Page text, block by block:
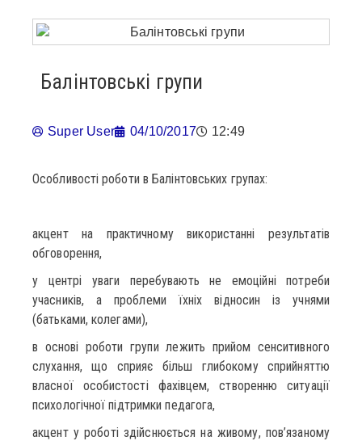
Балінтовські групи
Super User 04/10/2017 12:49
Особливості роботи в Балінтовських групах:
акцент на практичному використанні результатів
обговорення,
у центрі уваги перебувають не емоційні потреби
учасників, а проблеми їхніх відносин із учнями
(батьками, колегами),
в основі роботи групи лежить прийом сенситивного
слухання, що сприяє більш глибокому сприйняттю
власної особистості фахівцем, створенню ситуації
психологічної підтримки педагога,
акцент у роботі здійснюється на живому, пов’язаному